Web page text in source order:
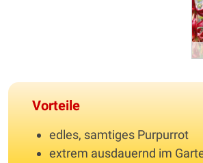
Vorteile
edles, samtiges Purpurrot
extrem ausdauernd im